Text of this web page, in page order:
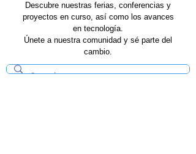
Descubre nuestras ferias, conferencias y
proyectos en curso, así como los avances
en tecnología.
Únete a nuestra comunidad y sé parte del
cambio.